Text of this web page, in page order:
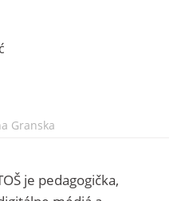
Granska
je pedagogička,